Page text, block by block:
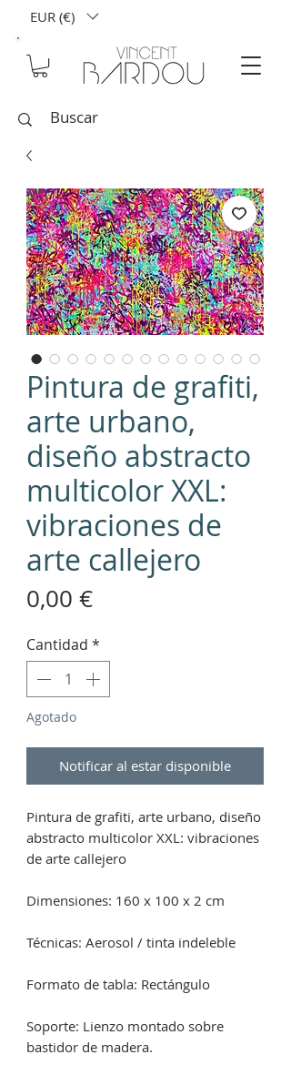
EUR (€)
Pintura de grafiti,
arte urbano,
diseño abstracto
multicolor XXL:
vibraciones de
arte callejero
0,00 €Precio
Cantidad *
Agotado
Notificar al estar disponible
Pintura de grafiti, arte urbano, diseño
abstracto multicolor XXL: vibraciones
de arte callejero
Dimensiones: 160 x 100 x 2 cm
Técnicas: Aerosol / tinta indeleble
Formato de tabla: Rectángulo
Soporte: Lienzo montado sobre
bastidor de madera.